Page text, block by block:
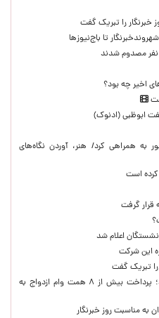
خبرنگار را تبریک گفت
تا باج‌نیوزها
اخیر چه بود؟
ابوظبی (ادنوک)
به همراهی کرد/ هنر، آوردن نگاه‌های
کرده است
قرار گرفت
اعلام شد
این شرکت
را تبریک گفت
در چهار ماه نخست ۱۴۰۵ رقم خورد؛ پرداخت بیش از ۸ همت وام ازدواج به
به مناسبت روز خبرنگار